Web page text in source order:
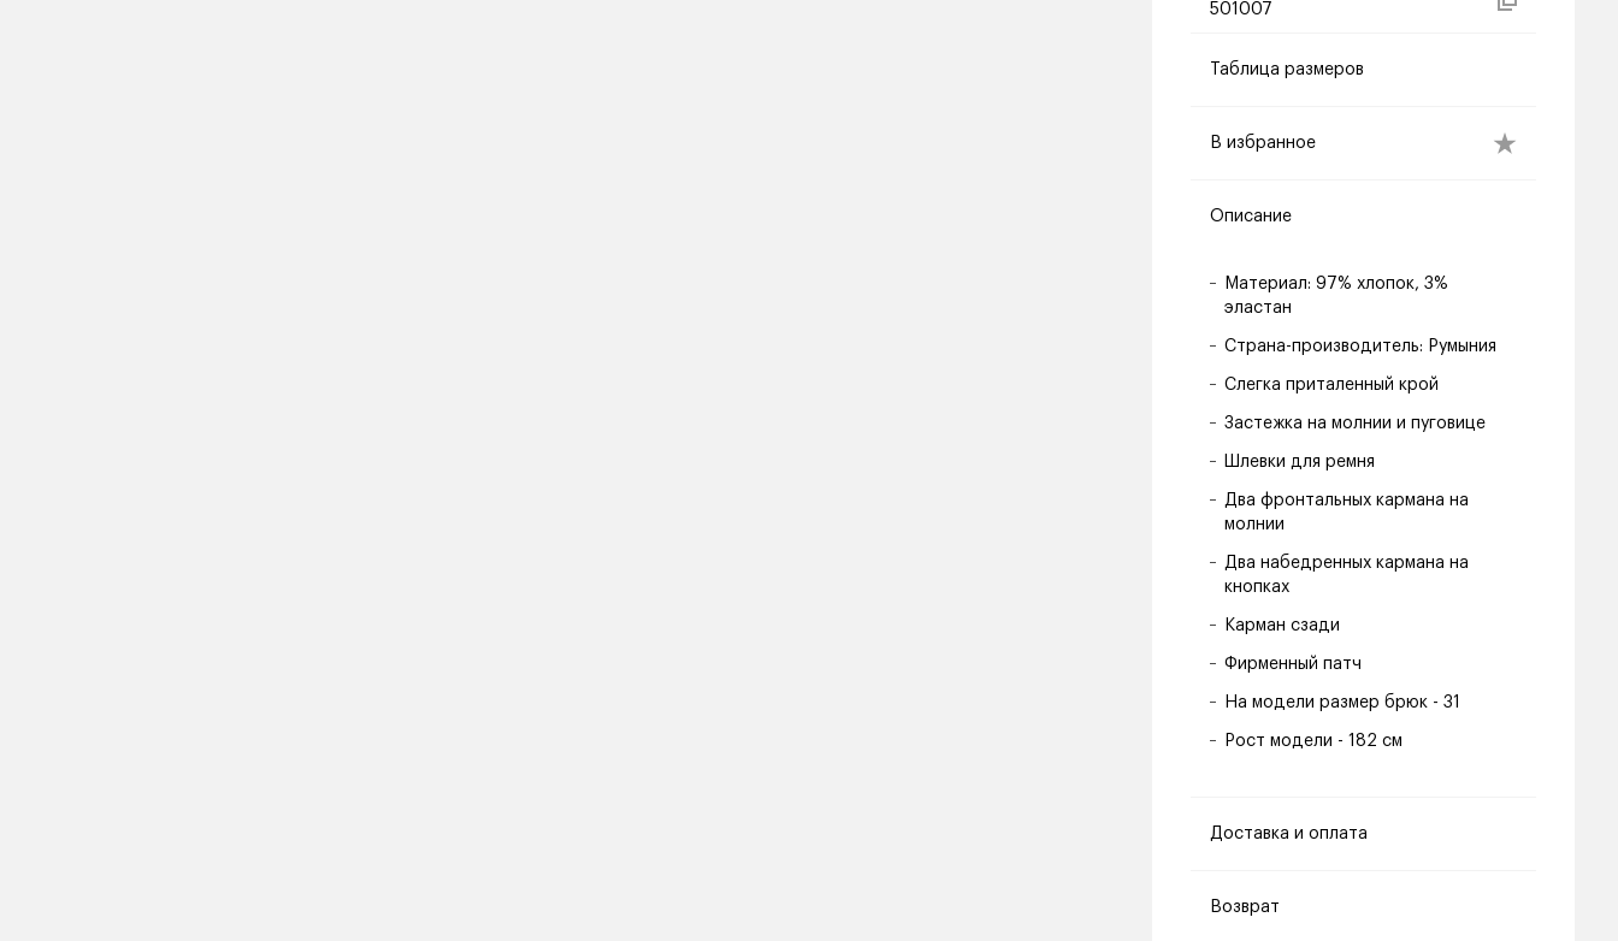
501007
Таблица размеров
В избранное
Описание
Материал: 97% хлопок, 3%
эластан
Страна-производитель: Румыния
Слегка приталенный крой
Застежка на молнии и пуговице
Шлевки для ремня
Два фронтальных кармана на
молнии
Два набедренных кармана на
кнопках
Карман сзади
Фирменный патч
На модели размер брюк - 31
Рост модели - 182 см
Доставка и оплата
Возврат